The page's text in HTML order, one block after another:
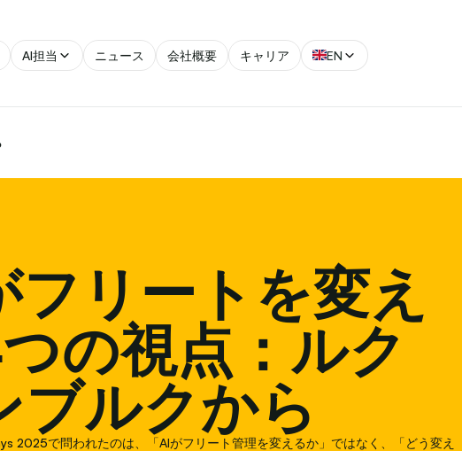
AI担当 ニュース 会社概要 キャリア EN
フリートを変え
の視点：ルク
ブルクから
2025で問われたのは、「AIがフリート管理を変えるか」ではなく、「どう変え